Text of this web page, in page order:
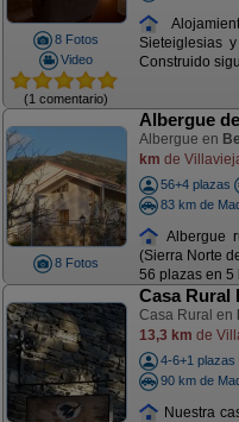
8 Fotos
Video
(1 comentario)
Sieteiglesias
Construido
8 Fotos
Albergue
Albergue en
km de
56+4 plazas
83 km de
Albergue
(Sierra Norte
56 plazas en 5
Casa Rural
Casa Rural en
13,3 km de
4-6+1 plazas
90 km de
Nuestra